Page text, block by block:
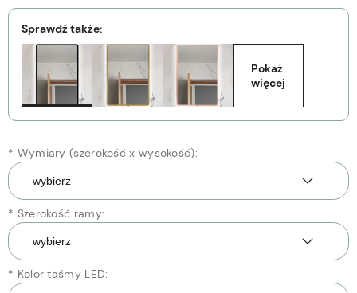
Sprawdź także:
Pokaż
więcej
* Wymiary (szerokość x wysokość):
* Szerokość ramy:
* Kolor taśmy LED: